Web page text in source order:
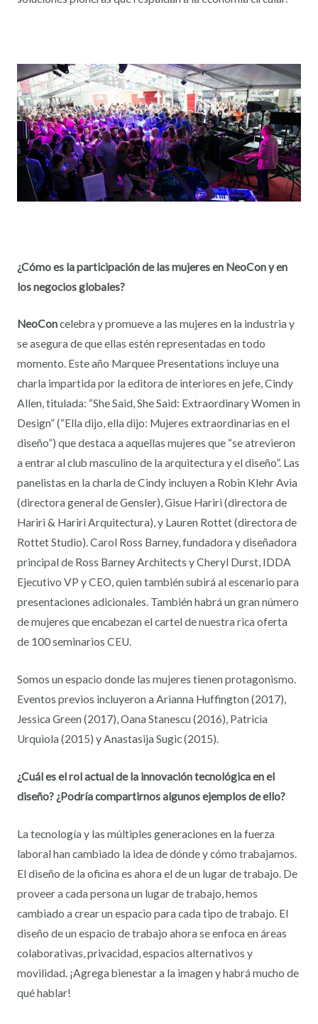
¿Cómo es la participación de las mujeres en NeoCon y en
los negocios globales?
NeoConcelebra y promueve a las mujeres en la industria y
se asegura de que ellas estén representadas en todo
momento. Este año Marquee Presentations incluye una
charla impartida por la editora de interiores en jefe, Cindy
Allen, titulada: “She Said, She Said: Extraordinary Women in
Design” (“Ella dijo, ella dijo: Mujeres extraordinarias en el
diseño”) que destaca a aquellas mujeres que “se atrevieron
a entrar al club masculino de la arquitectura y el diseño”. Las
panelistas en la charla de Cindy incluyen a Robin Klehr Avia
(directora general de Gensler), Gisue Hariri (directora de
Hariri & Hariri Arquitectura), y Lauren Rottet (directora de
Rottet Studio). Carol Ross Barney, fundadora y diseñadora
principal de Ross Barney Architects y Cheryl Durst, IDDA
Ejecutivo VP y CEO, quien también subirá al escenario para
presentaciones adicionales. También habrá un gran número
de mujeres que encabezan el cartel de nuestra rica oferta
de 100 seminarios CEU.
Somos un espacio donde las mujeres tienen protagonismo.
Eventos previos incluyeron a Arianna Huffington (2017),
Jessica Green (2017), Oana Stanescu (2016), Patricia
Urquiola (2015) y Anastasija Sugic (2015).
¿Cuál es el rol actual de la innovación tecnológica en el
diseño? ¿Podría compartirnos algunos ejemplos de ello?
La tecnología y las múltiples generaciones en la fuerza
laboral han cambiado la idea de dónde y cómo trabajamos.
El diseño de la oficina es ahora el de un lugar de trabajo. De
proveer a cada persona un lugar de trabajo, hemos
cambiado a crear un espacio para cada tipo de trabajo. El
diseño de un espacio de trabajo ahora se enfoca en áreas
colaborativas, privacidad, espacios alternativos y
movilidad. ¡Agrega bienestar a la imagen y habrá mucho de
qué hablar!